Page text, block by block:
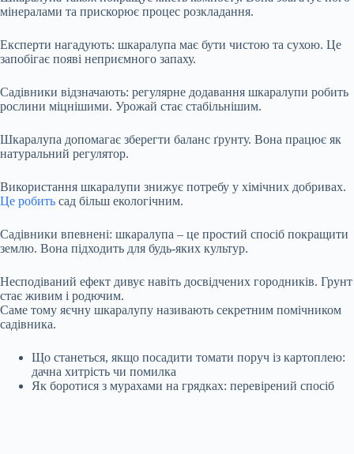
мінералами та прискорює процес розкладання.
Експерти нагадують: шкаралупа має бути чистою та сухою. Це
запобігає появі неприємного запаху.
Садівники відзначають: регулярне додавання шкаралупи робить
рослини міцнішими. Урожай стає стабільнішим.
Шкаралупа допомагає зберегти баланс ґрунту. Вона працює як
натуральний регулятор.
Використання шкаралупи знижує потребу у хімічних добривах.
Це робить сад більш екологічним.
Садівники впевнені: шкаралупа – це простий спосіб покращити
землю. Вона підходить для будь-яких культур.
Несподіваний ефект дивує навіть досвідчених городників. Грунт
стає живим і родючим.
Саме тому яєчну шкаралупу називають секретним помічником
садівника.
Що станеться, якщо посадити томати поруч із картоплею:
дачна хитрість чи помилка
Як боротися з мурахами на грядках: перевірений спосіб